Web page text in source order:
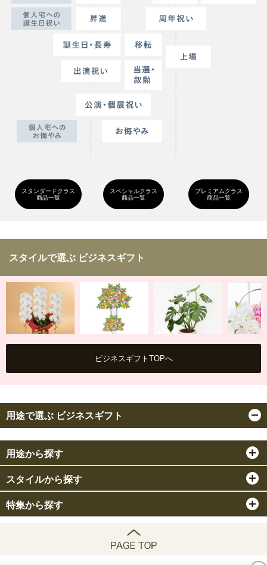
スタンダードクラス
商品一覧
スペシャルクラス
商品一覧
プレミアムクラス
商品一覧
スタイルで選ぶ ビジネスギフト
スタンド花 観葉植物
ビジネスギフトTOPへ
用途で選ぶ ビジネスギフト
用途から探す
スタイルから探す
特集から探す